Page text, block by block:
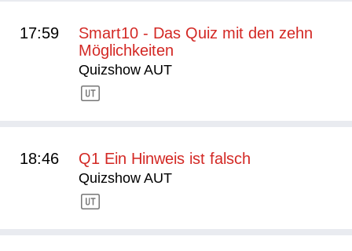
17:59
Smart10 - Das Quiz mit den zehn
Möglichkeiten
Quizshow AUT
18:46 Q1 Ein Hinweis ist falsch
Quizshow AUT